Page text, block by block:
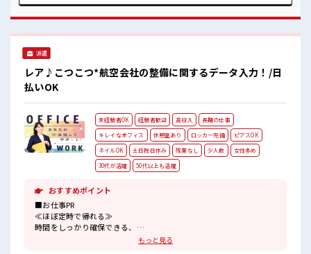
場♪ 残業はほとんどなし！ プライベートも謳歌できる☆
派遣
レア♪こつこつ*航空会社の整備に関するデータ入力！/日
払いOK
未経験者OK 経験者歓迎 高収入
長期の仕事
キレイなオフィス
休憩室あり ロッカー完備
ピアスOK
ネイルOK
土日祝日休み 残業なし 少人数
女性多め
30代が活躍
50代以上も活躍
おすすめポイント
■お仕事PR
≪ほぼ定時で帰れる≫
時間をしっかり確保できる、
もっと見る